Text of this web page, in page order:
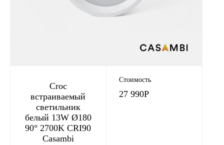
Croc
встраиваемый
светильник
белый 13W Ø180
90° 2700K CRI90
Casambi
Стоимость
27 990Р